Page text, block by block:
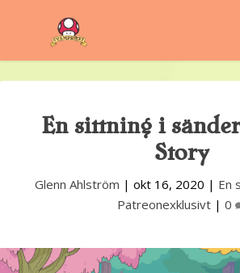
En sittning i
Story
Glenn Ahlström | okt 16, 2020 | En
Patreonexklusivt | 0